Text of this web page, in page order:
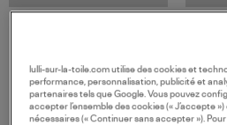
lulli-sur-la-toile.com utilise des cookies et
performance, personnalisation, publicité et
partenaires tels que Google. Vous pouvez
accepter l’ensemble des cookies (« J’accepte
nécessaires (« Continuer sans accepter »).